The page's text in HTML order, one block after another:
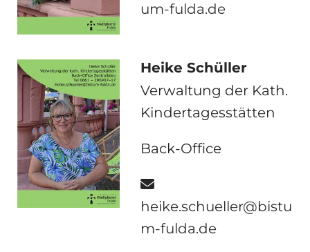
um-fulda.de
Heike Schüller
Verwaltung der Kath.
Kindertagesstätten
Back-Office

heike.schueller@bistu
m-fulda.de